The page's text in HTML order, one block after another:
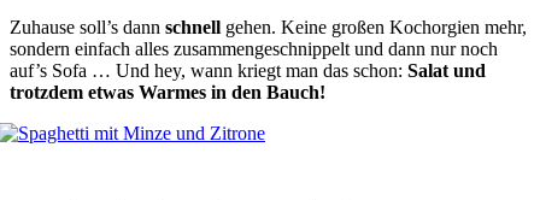
Zuhau­se soll’s dann schnell gehen. Kei­ne gro­ßen Kochor­gi­en mehr,
son­dern ein­fach alles zusam­men­ge­schnip­pelt und dann nur noch
auf’s Sofa … Und hey, wann kriegt man das schon: Salat und
trotz­dem etwas War­mes in den Bauch!